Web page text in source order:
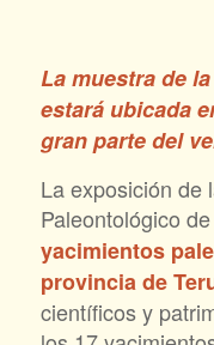
La muestra de
estará ubicada
gran parte del
La exposición de
Paleontológico
yacimientos
provincia de
científicos y